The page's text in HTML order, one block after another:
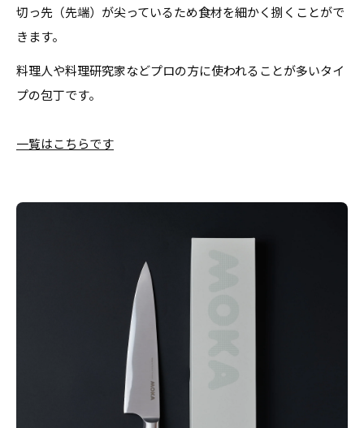
切っ先（先端）が尖っているため食材を細かく捌くことがで
きます。
料理人や料理研究家などプロの方に使われることが多いタイ
プの包丁です。
一覧はこちらです